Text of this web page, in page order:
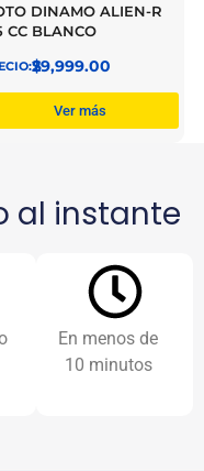
DINAMO ALIEN-R
CC BLANCO
$
29,999.00
Ver más
al instante
En menos de
10 minutos